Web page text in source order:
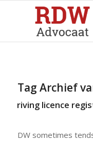
Tag Archief
driving licence
RDW sometimes